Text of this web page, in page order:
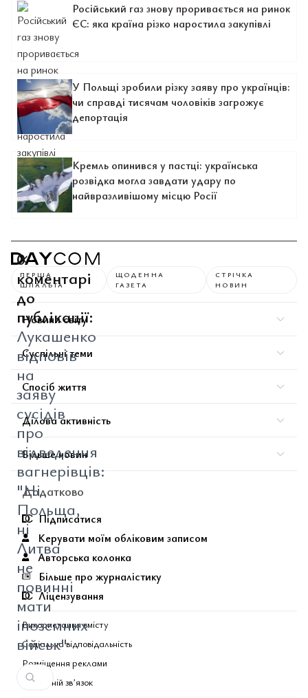
Російський газ знову проривається на ринок
ЄС: яка країна різко наростила закупівлі
У Польщі зробили різку заяву про українців:
чи справді тисячам чоловіків загрожує
депортація
Кремль опинився у пастці: українська
розвідка могла завдати удару по
найвразливішому місцю Росії
0
коментарі
до
публікації:
Лукашенко
відповів
на
заяву
сусідів
про
відведення
вагнерівців:
"Ні
Польща,
ні
Литва
не
повинні
мати
іноземних
військ"
ПЕРША
ШПАЛЬТА
ЩОДЕННА
ГАЗЕТА
СТРІЧКА
НОВИН
Новини світу
Суспільні теми
Спосіб життя
Ділова активність
Більше новин
Додатково
Підписатися
Керувати моїм обліковим записом
Авторська колонка
Більше про журналістику
Ліцензування
Використання вмісту
Соціальна відповідальність
Розміщення реклами
Зворотній звʼязок